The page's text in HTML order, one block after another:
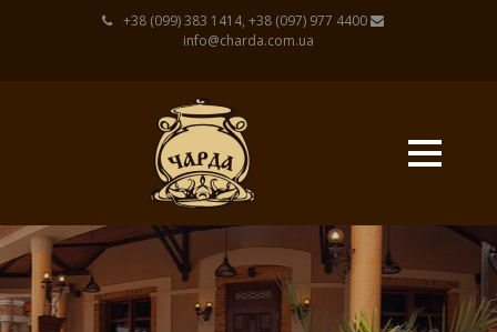
+38 (099) 383 1414, +38 (097) 977 4400
info@charda.com.ua